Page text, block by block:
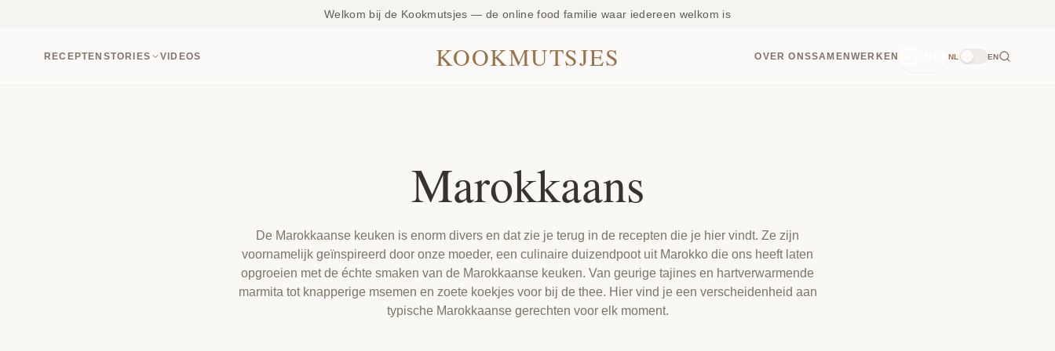
Welkom bij de Kookmutsjes — de online food familie waar iedereen welkom is
RECEPTEN STORIES VIDEOS KOOKMUTSJES OVER ONSSAMENWERKEN NL EN
Marokkaans
De Marokkaanse keuken is enorm divers en dat zie je terug in de recepten die je hier vindt. Ze zijn
voornamelijk geïnspireerd door onze moeder, een culinaire duizendpoot uit Marokko die ons heeft laten
opgroeien met de échte smaken van de Marokkaanse keuken. Van geurige tajines en hartverwarmende
marmita tot knapperige msemen en zoete koekjes voor bij de thee. Hier vind je een verscheidenheid aan
typische Marokkaanse gerechten voor elk moment.